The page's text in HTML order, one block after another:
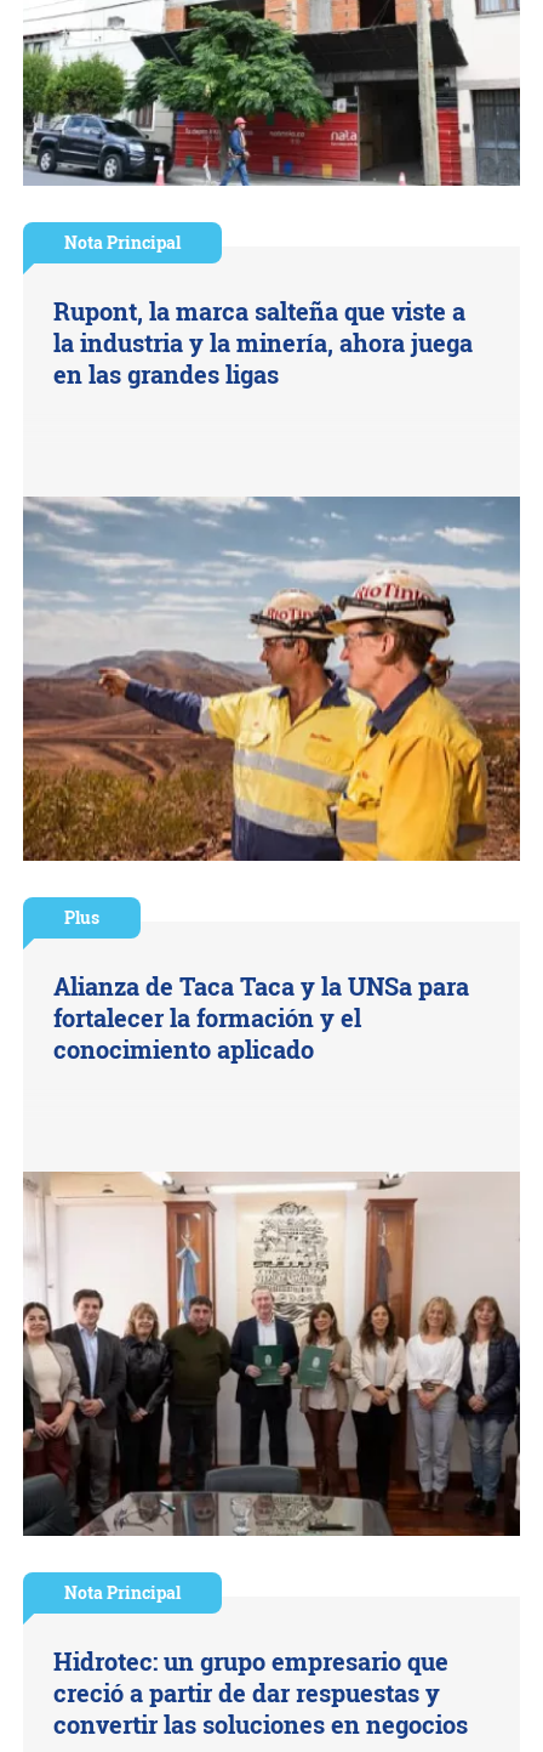
Nota Principal
Rupont, la marca salteña que viste a
la industria y la minería, ahora juega
en las grandes ligas
Plus
Alianza de Taca Taca y la UNSa para
fortalecer la formación y el
conocimiento aplicado
Nota Principal
Hidrotec: un grupo empresario que
creció a partir de dar respuestas y
convertir las soluciones en negocios